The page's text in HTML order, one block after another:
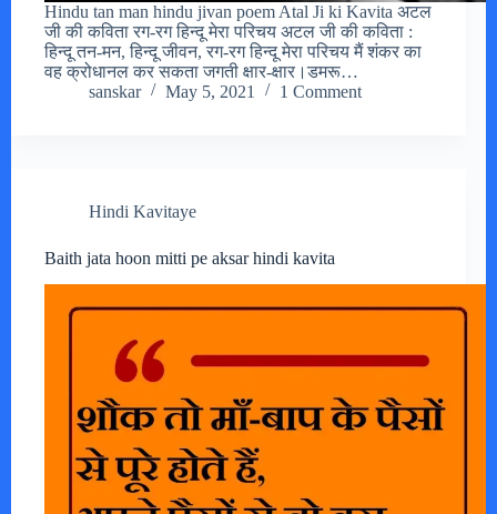
Hindu tan man hindu jivan poem Atal Ji ki Kavita अटल
जी की कविता रग-रग हिन्दू मेरा परिचय अटल जी की कविता :
हिन्दू तन-मन, हिन्दू जीवन, रग-रग हिन्दू मेरा परिचय मैं शंकर का
वह क्रोधानल कर सकता जगती क्षार-क्षार।डमरू…
sanskar
May 5, 2021 1 Comment
Hindi Kavitaye
Baith jata hoon mitti pe aksar hindi kavita